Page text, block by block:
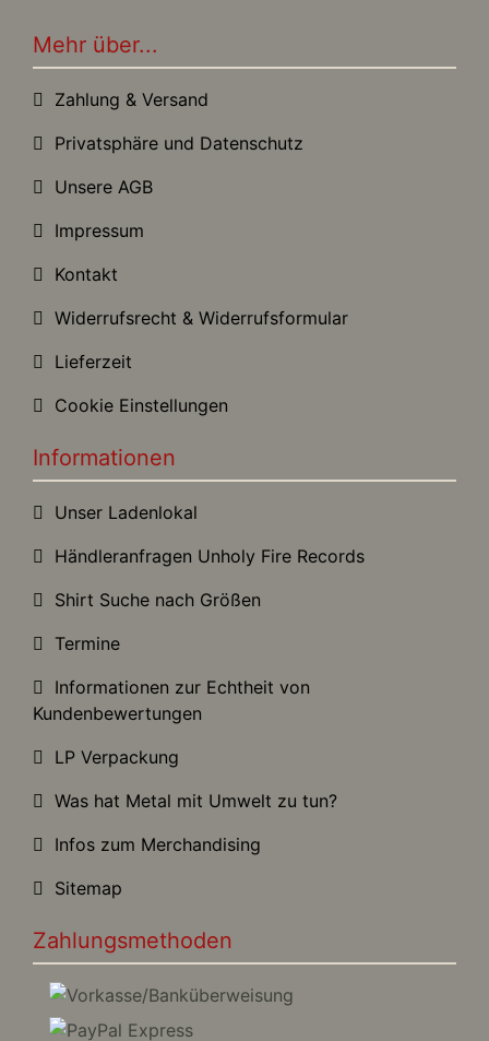
Mehr über...
Zahlung & Versand
Privatsphäre und Datenschutz
Unsere AGB
Impressum
Kontakt
Widerrufsrecht & Widerrufsformular
Lieferzeit
Cookie Einstellungen
Informationen
Unser Ladenlokal
Händleranfragen Unholy Fire Records
Shirt Suche nach Größen
Termine
Informationen zur Echtheit von
Kundenbewertungen
LP Verpackung
Was hat Metal mit Umwelt zu tun?
Infos zum Merchandising
Sitemap
Zahlungsmethoden